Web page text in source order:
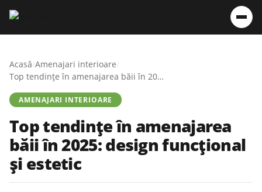
Acasă/Amenajari interioare/
Top tendințe în amenajarea băii în 2025: design funcțional și estetic
AMENAJARI INTERIOARE
Top tendințe în amenajarea
băii în 2025: design funcțional
și estetic